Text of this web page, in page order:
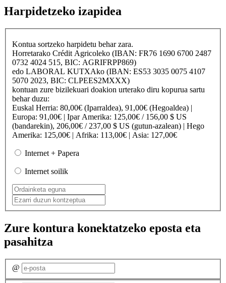
Harpidetzeko izapidea
Kontua sortzeko harpidetu behar zara.
Horretarako Crédit Agricoleko (IBAN: FR76 1690 6700 2487
0732 4024 515, BIC: AGRIFRPP869)
edo LABORAL KUTXAko (IBAN: ES53 3035 0075 4107
5070 2023, BIC: CLPEES2MXXX)
kontuan zure bizilekuari doakion urterako diru kopurua sartu
behar duzu:
Euskal Herria: 80,00€ (Iparraldea), 91,00€ (Hegoaldea) |
Europa: 91,00€ | Ipar Amerika: 125,00€ / 156,00 $ US
(bandarekin), 206,00€ / 237,00 $ US (gutun-azalean) | Hego
Amerika: 125,00€ | Afrika: 113,00€ | Asia: 127,00€
Internet + Papera
Internet soilik
Zure kontura konektatzeko eposta eta
pasahitza
@